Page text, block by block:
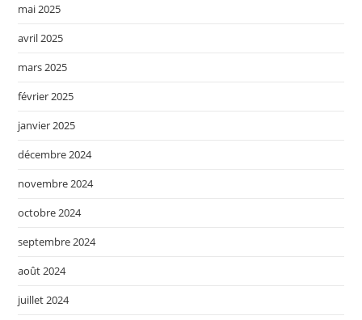
mai 2025
avril 2025
mars 2025
février 2025
janvier 2025
décembre 2024
novembre 2024
octobre 2024
septembre 2024
août 2024
juillet 2024